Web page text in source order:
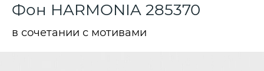
Фон HARMONIA 285370
в сочетании с мотивами